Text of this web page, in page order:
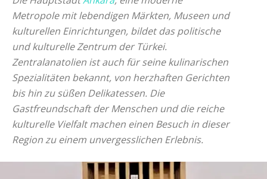
Metropole mit lebendigen Märkten, Museen und
kulturellen Einrichtungen, bildet das politische
und kulturelle Zentrum der Türkei.
Zentralanatolien ist auch für seine kulinarischen
Spezialitäten bekannt, von herzhaften Gerichten
bis hin zu süßen Delikatessen. Die
Gastfreundschaft der Menschen und die reiche
kulturelle Vielfalt machen einen Besuch in dieser
Region zu einem unvergesslichen Erlebnis.